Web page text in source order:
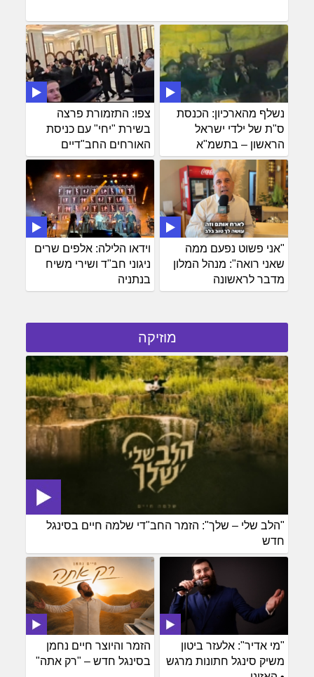
צפו: התזמורת פרצה
בשירת "יחי" עם כניסת
האורחים החב"דיים
נשלף מהארכיון: הכנסת
ס"ת של ילדי ישראל
הראשון – בתשמ"א
וידאו הלילה: אלפים שרים
ניגוני חב"ד ושירי משיח
בנתניה
"אני פשוט נפעם ממה
שאני רואה": מנהל המלון
מדבר לראשונה
מוזיקה
"הלב שלי – שלך": הזמר החב"די שלמה חיים בסינגל
חדש
הזמר והיוצר חיים נחמן
בסינגל חדש – "רק אתה"
"מי אדיר": אלעזר ביטון
משיק סינגל חתונות מרגש